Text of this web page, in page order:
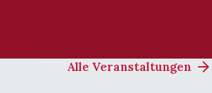
Alle Veranstaltungen